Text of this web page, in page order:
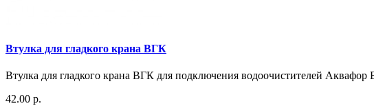
Втулка для гладкого крана ВГК
Втулка для гладкого крана ВГК для подключения водоочистителей
42.00 р.